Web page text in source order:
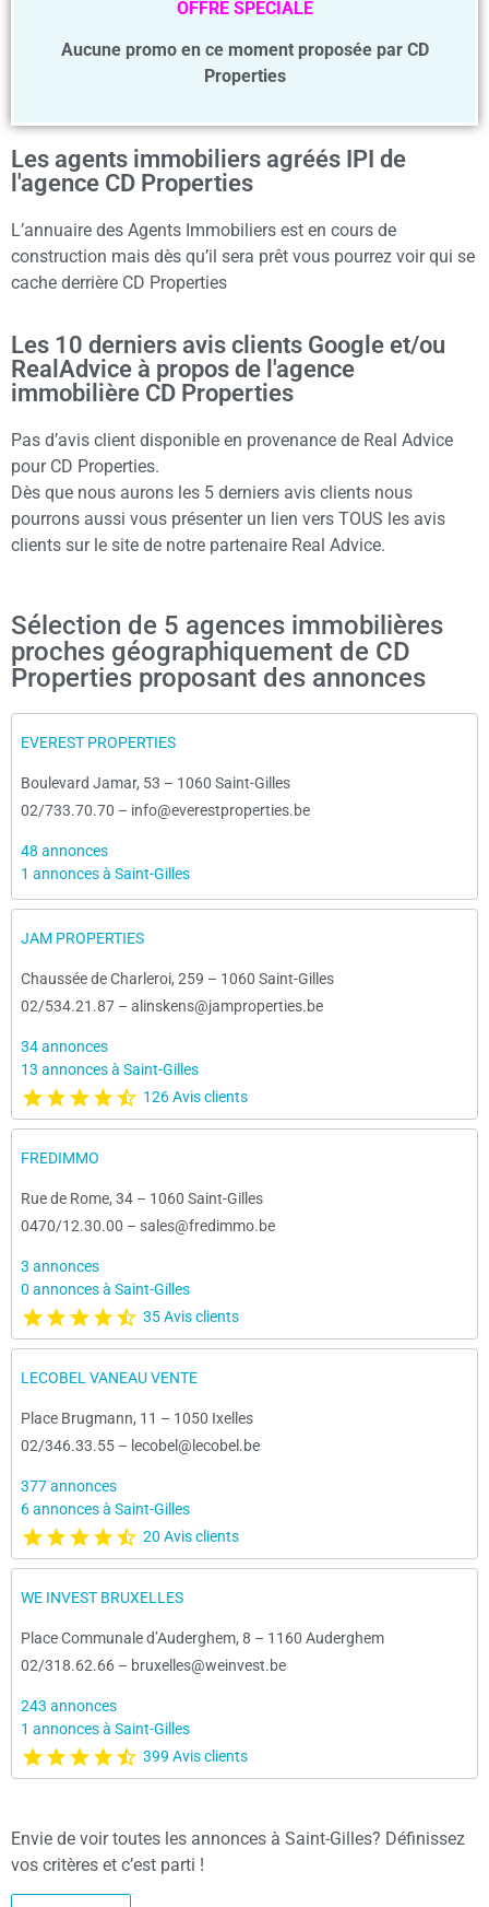
OFFRE SPECIALE
Aucune promo en ce moment proposée par CD
Properties
Les agents immobiliers agréés IPI de
l'agence CD Properties
L’annuaire des Agents Immobiliers est en cours de
construction mais dès qu’il sera prêt vous pourrez voir qui se
cache derrière CD Properties
Les 10 derniers avis clients Google et/ou
RealAdvice à propos de l'agence
immobilière CD Properties
Pas d’avis client disponible en provenance de Real Advice
pour CD Properties.
Dès que nous aurons les 5 derniers avis clients nous
pourrons aussi vous présenter un lien vers TOUS les avis
clients sur le site de notre partenaire Real Advice.
Sélection de 5 agences immobilières
proches géographiquement de CD
Properties proposant des annonces
EVEREST PROPERTIES
Boulevard Jamar, 53 – 1060 Saint-Gilles
02/733.70.70 – info@everestproperties.be
48 annonces
1 annonces à Saint-Gilles
JAM PROPERTIES
Chaussée de Charleroi, 259 – 1060 Saint-Gilles
02/534.21.87 – alinskens@jamproperties.be
34 annonces
13 annonces à Saint-Gilles
126 Avis clients
FREDIMMO
Rue de Rome, 34 – 1060 Saint-Gilles
0470/12.30.00 – sales@fredimmo.be
3 annonces
0 annonces à Saint-Gilles
35 Avis clients
LECOBEL VANEAU VENTE
Place Brugmann, 11 – 1050 Ixelles
02/346.33.55 – lecobel@lecobel.be
377 annonces
6 annonces à Saint-Gilles
20 Avis clients
WE INVEST BRUXELLES
Place Communale d’Auderghem, 8 – 1160 Auderghem
02/318.62.66 – bruxelles@weinvest.be
243 annonces
1 annonces à Saint-Gilles
399 Avis clients
Envie de voir toutes les annonces à Saint-Gilles? Définissez
vos critères et c’est parti !